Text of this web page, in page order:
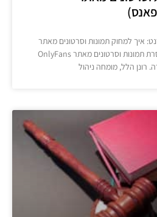
איך למחוק תמונות וסרטונים מאתר
OnlyFans (אונלי פאנס) הסרת תמונות וסרטונים מאתר OnlyFans
רונן הלל, מומחה ניהול